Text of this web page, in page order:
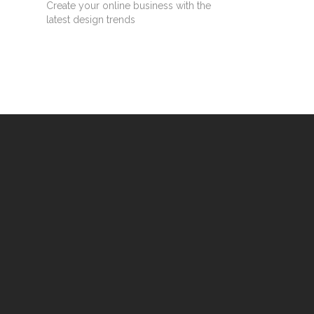
Create your online business with the
latest design trends